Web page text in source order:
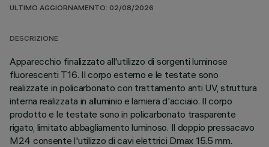
ULTIMO AGGIORNAMENTO: 02/08/2026
DESCRIZIONE
Apparecchio finalizzato all'utilizzo di sorgenti luminose
fluorescenti T16. Il corpo esterno e le testate sono
realizzate in policarbonato con trattamento anti UV, struttura
interna realizzata in alluminio e lamiera d'acciaio. Il corpo
prodotto e le testate sono in policarbonato trasparente
rigato, limitato abbagliamento luminoso. Il doppio pressacavo
M24 consente l'utilizzo di cavi elettrici Dmax 15.5 mm.